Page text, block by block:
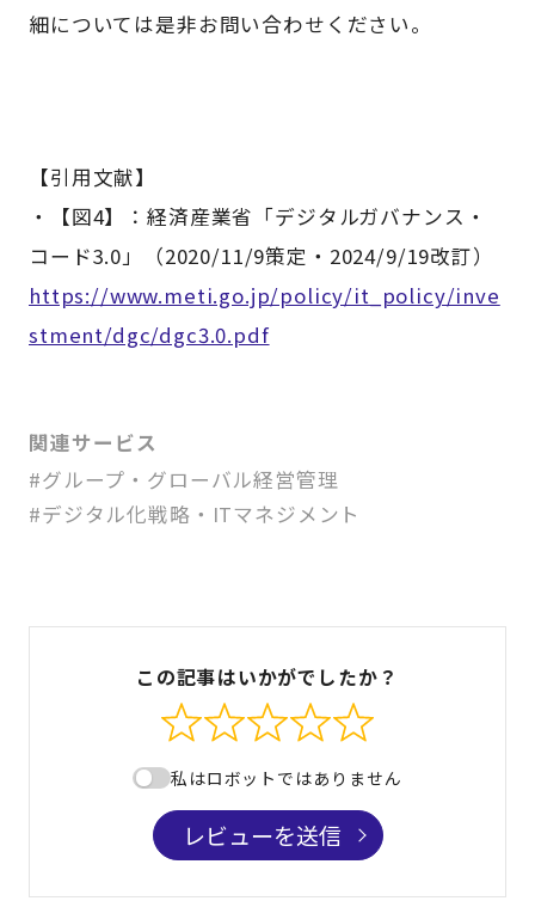
細については是非お問い合わせください。
【引用文献】
・【図4】：経済産業省「デジタルガバナンス・
コード3.0」（2020/11/9策定・2024/9/19改訂）
https://www.meti.go.jp/policy/it_policy/inve
stment/dgc/dgc3.0.pdf
関連サービス
#グループ・グローバル経営管理
#デジタル化戦略・ITマネジメント
この記事はいかがでしたか？
私はロボットではありません
レビューを送信